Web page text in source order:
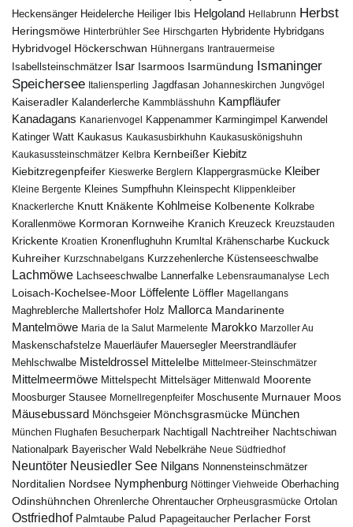
Heckensänger Heidelerche Heiliger Ibis Helgoland Hellabrunn Herbst
Heringsmöwe Hinterbrühler See Hirschgarten Hybridente Hybridgans
Hybridvogel Höckerschwan Hühnergans Irantrauermeise
Isabellsteinschmätzer Isar Isarmoos Isarmündung Ismaninger
Speichersee Italiensperling Jagdfasan Johanneskirchen Jungvögel
Kaiseradler Kalanderlerche Kammblässhuhn Kampfläufer
Kanadagans Kanarienvogel Kappenammer Karmingimpel Karwendel
Katinger Watt Kaukasus Kaukasusbirkhuhn Kaukasuskönigshuhn
Kaukasussteinschmätzer Kelbra Kernbeißer Kiebitz
Kiebitzregenpfeifer Kieswerke Berglern Klappergrasmücke Kleiber
Kleine Bergente Kleines Sumpfhuhn Kleinspecht Klippenkleiber
Knackerlerche Knutt Knäkente Kohlmeise Kolbenente Kolkrabe
Korallenmöwe Kormoran Kornweihe Kranich Kreuzeck Kreuzstauden
Krickente Kroatien Kronenflughuhn Krumltal Krähenscharbe Kuckuck
Kuhreiher Kurzschnabelgans Kurzzehenlerche Küstenseeschwalbe
Lachmöwe Lachseeschwalbe Lannerfalke Lebensraumanalyse Lech
Loisach-Kochelsee-Moor Löffelente Löffler Magellangans
Maghreblerche Mallertshofer Holz Mallorca Mandarinente
Mantelmöwe Maria de la Salut Marmelente Marokko Marzoller Au
Maskenschafstelze Mauerläufer Mauersegler Meerstrandläufer
Mehlschwalbe Misteldrossel Mittelelbe Mittelmeer-Steinschmätzer
Mittelmeermöwe Mittelspecht Mittelsäger Mittenwald Moorente
Moosburger Stausee Mornellregenpfeifer Moschusente Murnauer Moos
Mäusebussard Mönchsgeier Mönchsgrasmücke München
München Flughafen Besucherpark Nachtigall Nachtreiher Nachtschiwan
Nationalpark Bayerischer Wald Nebelkrähe Neue Südfriedhof
Neuntöter Neusiedler See Nilgans Nonnensteinschmätzer
Norditalien Nordsee Nymphenburg Nöttinger Viehweide Oberhaching
Odinshühnchen Ohrenlerche Ohrentaucher Orpheusgrasmücke Ortolan
Ostfriedhof Palmtaube Palud Papageitaucher Perlacher Forst